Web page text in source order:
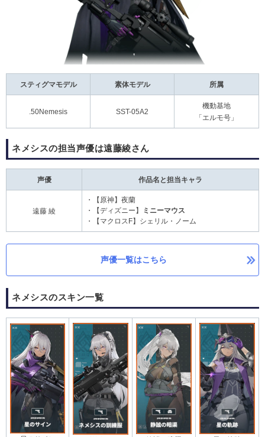
スティグマモデル 素体モデル 所属
.50Nemesis SST-05A2
機動基地
「エルモ号」
ネメシスの担当声優は遠藤綾さん
声優 作品名と担当キャラ
遠藤 綾
・【原神】夜蘭
・【ディズニー】
ミニーマウス
・【マクロスF】シェリル・ノーム
声優一覧はこちら
ネメシスのスキン一覧